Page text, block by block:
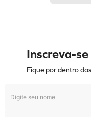
Inscreva-
Fique por dentro